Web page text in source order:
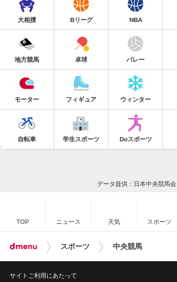
大相撲 Bリーグ NBA
地方競馬 卓球 バレー
モーター フィギュア ウィンター
自転車 学生スポーツ Doスポーツ
データ提供：日本中央競馬会
TOP ニュース 天気 スポーツ
スポーツ 中央競馬
サイトご利用にあたって